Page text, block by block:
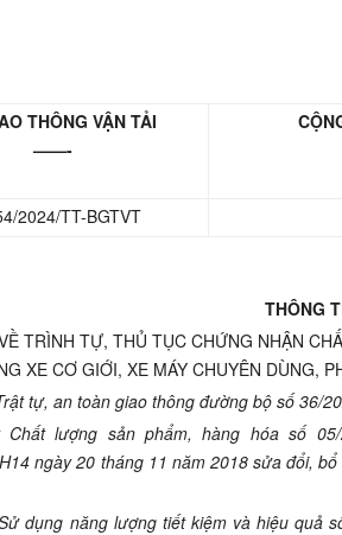
THÔNG VẬN TẢI
——-
/2024/TT-BGTVT
THÔNG
TRÌNH TỰ, THỦ TỤC CHỨNG NHẬN
XE CƠ GIỚI, XE MÁY CHUYÊN DÙNG,
tự, an toàn giao thông đường bộ số 36/
lượng sản phẩm, hàng hóa số
ngày 20 tháng 11 năm 2018 sửa đổi,
dụng năng lượng tiết kiệm và hiệu quả